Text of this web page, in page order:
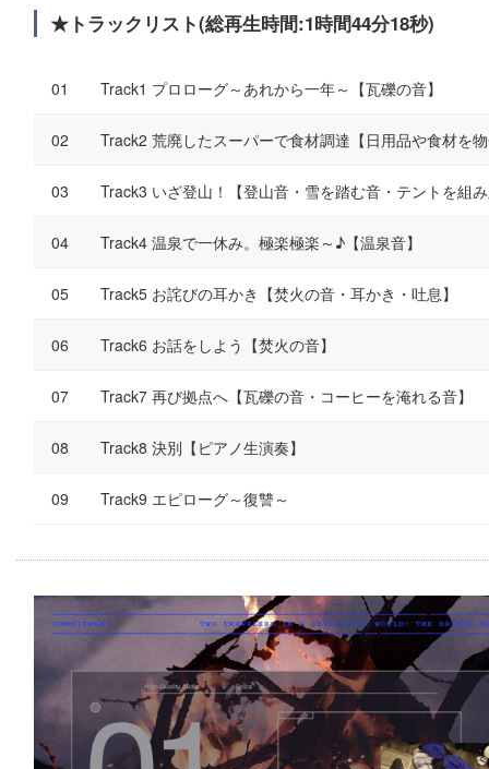
★トラックリスト(総再生時間:1時間44分18秒)
Track1 プロローグ～あれから一年～【瓦礫の音】
Track2 荒廃したスーパーで食材調達【日用品や食材を
Track3 いざ登山！【登山音・雪を踏む音・テントを組
Track4 温泉で一休み。極楽極楽～♪【温泉音】
Track5 お詫びの耳かき【焚火の音・耳かき・吐息】
Track6 お話をしよう【焚火の音】
Track7 再び拠点へ【瓦礫の音・コーヒーを淹れる音】
Track8 決別【ピアノ生演奏】
Track9 エピローグ～復讐～